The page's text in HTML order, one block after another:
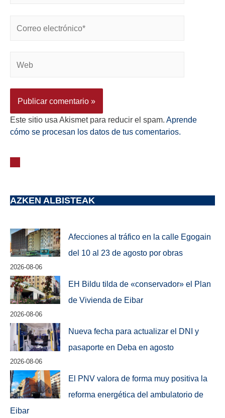
Este sitio usa Akismet para reducir el spam. Aprende
cómo se procesan los datos de tus comentarios.
AZKEN ALBISTEAK
Afecciones al tráfico en la calle Egogain
del 10 al 23 de agosto por obras
2026-08-06
EH Bildu tilda de «conservador» el Plan
de Vivienda de Eibar
2026-08-06
Nueva fecha para actualizar el DNI y
pasaporte en Deba en agosto
2026-08-06
El PNV valora de forma muy positiva la
reforma energética del ambulatorio de
Eibar